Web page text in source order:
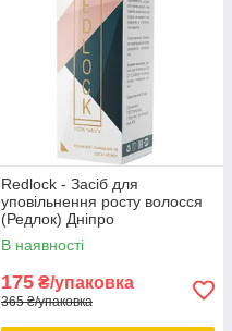
Redlock - Засіб для
уповільнення росту волосся
(Редлок) Дніпро
В наявності
175 ₴/упаковка
365 ₴/упаковка